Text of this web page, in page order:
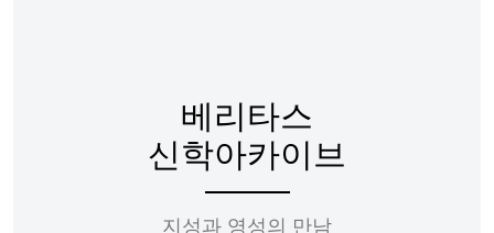
베리타스
신학아카이브
지성과 영성의 만남